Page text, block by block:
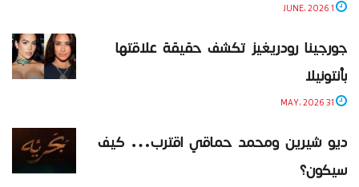
جورجينا رودريغيز تكشف حقيقة علاقتها
بأنتونيلا
ديو شيرين ومحمد حماقي اقترب… كيف
سيكون؟